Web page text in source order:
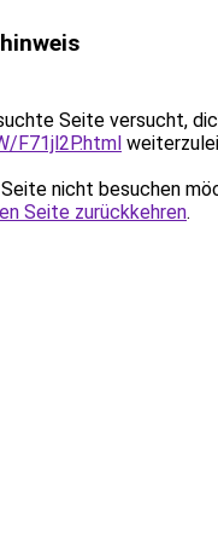
Seite versucht,
F71jl2P.html
nicht besuchen
Seite zurückkehren.